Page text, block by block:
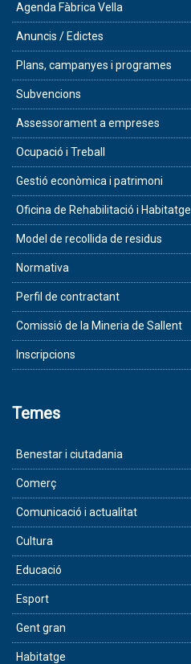
Agenda Fàbrica Vella
Anuncis / Edictes
Plans, campanyes i programes
Subvencions
Assessorament a empreses
Ocupació i Treball
Gestió econòmica i patrimoni
Oficina de Rehabilitació i Habitatge
Model de recollida de residus
Normativa
Perfil de contractant
Comissió de la Mineria de Sallent
Inscripcions
Temes
Benestar i ciutadania
Comerç
Comunicació i actualitat
Cultura
Educació
Esport
Gent gran
Habitatge